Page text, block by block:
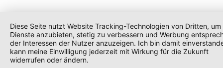
Diese Seite nutzt Website Tracking-Technologien von Dritten, um
Dienste anzubieten, stetig zu verbessern und Werbung
der Interessen der Nutzer anzuzeigen. Ich bin damit
kann meine Einwilligung jederzeit mit Wirkung für die Zukunft
widerrufen oder ändern.